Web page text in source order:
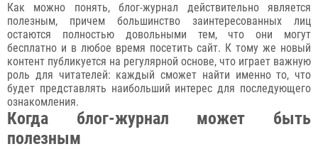
Как можно понять, блог-журнал действительно является
полезным, причем большинство заинтересованных лиц
остаются полностью довольными тем, что они могут
бесплатно и в любое время посетить сайт. К тому же новый
контент публикуется на регулярной основе, что играет важную
роль для читателей: каждый сможет найти именно то, что
будет представлять наибольший интерес для последующего
ознакомления.
Когда блог-журнал может быть
полезным